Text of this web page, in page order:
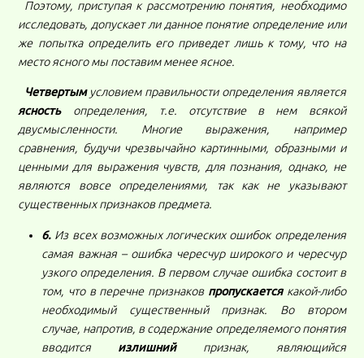
Поэтому, приступая к рассмотрению понятия, необходимо
исследовать, допускает ли данное понятие определение или
же попытка определить его приведет лишь к тому, что на
место ясного мы поставим менее ясное.
Четвертымусловием правильности определения является
ясность определения, т.е. отсутствие в нем всякой
двусмысленности. Многие выражения, например
сравнения, будучи чрезвычайно картинными, образными и
ценными для выражения чувств, для познания, однако, не
являются вовсе определениями, так как не указывают
существенных признаков предмета.
6. Из всех возможных логических ошибок определения
самая важная – ошибка чересчур широкого и чересчур
узкого определения. В первом случае ошибка состоит в
том, что в перечне признаков пропускаетсякакой-либо
необходимый существенный признак. Во втором
случае, напротив, в содержание определяемого понятия
вводится излишнийпризнак, являющийся